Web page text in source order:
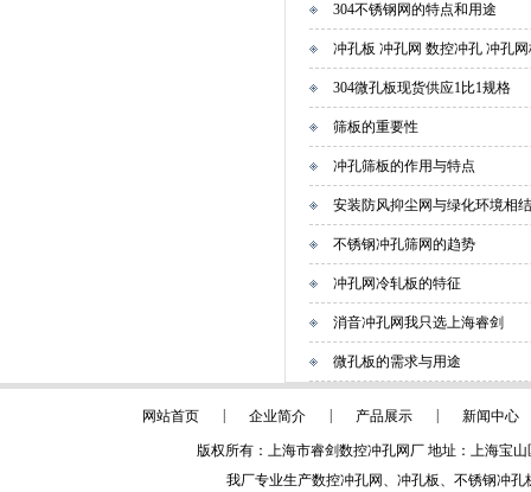
304不锈钢网的特点和用途
冲孔板 冲孔网 数控冲孔 冲孔
304微孔板现货供应1比1规格
筛板的重要性
冲孔筛板的作用与特点
安装防风抑尘网与绿化环境相
不锈钢冲孔筛网的趋势
冲孔网冷轧板的特征
消音冲孔网我只选上海睿剑
微孔板的需求与用途
网站首页 企业简介 产品展示 新闻中心
版权所有：上海市睿剑数控冲孔网厂 地址：上海宝
我厂专业生产数控冲孔网 、冲孔板、不锈钢冲